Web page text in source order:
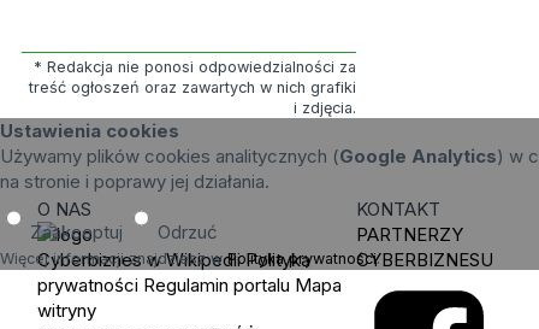
* Redakcja nie ponosi odpowiedzialności za
treść ogłoszeń oraz zawartych w nich grafiki
i zdjęcia.
Ustawienia cookies
Używamy plików cookies analitycznych (Google Analytics) w
na stronie i poprawy jej działania.
Zaakceptuj Odrzuć
Więcej informacji znajdziesz wPolityka prywatności.
O NAS
Cyberbiznes w Wikipedii Polityka
prywatności Regulamin portalu Mapa
witryny
KONTAKT
PARTNERZY
CYBERBIZNESU